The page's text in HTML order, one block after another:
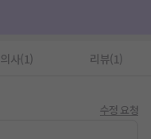
의사(1) 리뷰(1)
수정 요청